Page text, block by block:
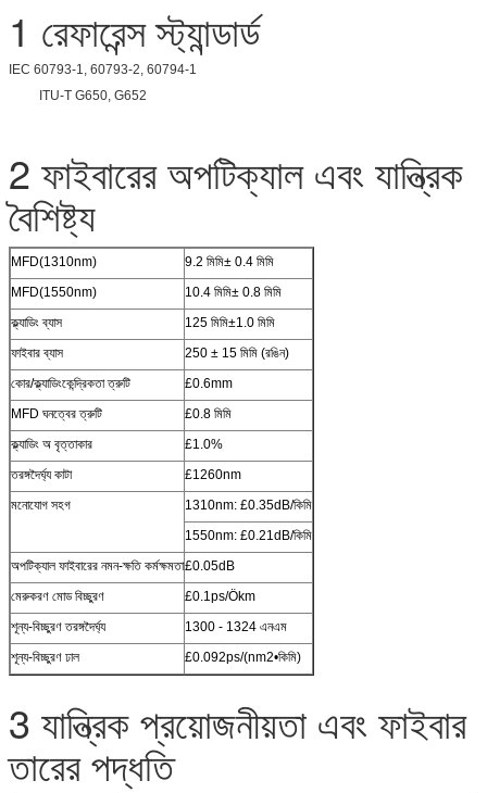
1 রেফারেন্স স্ট্যান্ডার্ড
IEC 60793-1, 60793-2, 60794-1
ITU-T G650, G652
2 ফাইবারের অপটিক্যাল এবং যান্ত্রিক
বৈশিষ্ট্য
MFD(1310nm)
9.2 মিমি± 0.4 মিমি
MFD(1550nm)
10.4 মিমি± 0.8 মিমি
ক্ল্যাডিং ব্যাস
125 মিমি±1.0 মিমি
ফাইবার ব্যাস
250 ± 15 মিমি (রঙিন)
কোর/ক্ল্যাডিংকেন্দ্রিকতা ত্রুটি
£0.6mm
MFD ঘনত্বের ত্রুটি
£0.8 মিমি
ক্ল্যাডিং অ বৃত্তাকার
£1.0%
তরঙ্গদৈর্ঘ্য কাটা
£1260nm
মনোযোগ সহগ
1310nm: £0.35dB/কিমি
1550nm: £0.21dB/কিমি
অপটিক্যাল ফাইবারের নমন-ক্ষতি কর্মক্ষমতা£0.05dB
মেরুকরণ মোড বিচ্ছুরণ
£0.1ps/Ökm
শূন্য-বিচ্ছুরণ তরঙ্গদৈর্ঘ্য
1300 - 1324 এনএম
শূন্য-বিচ্ছুরণ ঢাল
£0.092ps/(nm2•কিমি)
3 যান্ত্রিক প্রয়োজনীয়তা এবং ফাইবার
তারের পদ্ধতি